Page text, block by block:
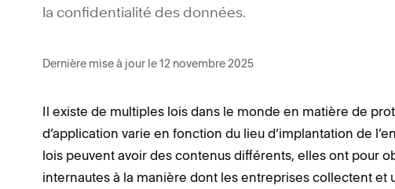
la confidentialité des données.
Dernière mise à jour le 12 novembre 2025
Il existe de multiples lois dans le monde en matière de
d’application varie en fonction du lieu d’implantation de
lois peuvent avoir des contenus différents, elles ont pour
internautes à la manière dont les entreprises collectent et